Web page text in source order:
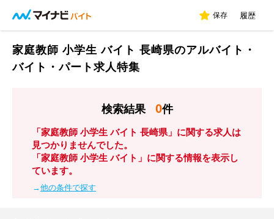
保存 履歴
家庭教師 小学生 バイト 長崎県のアルバイト・
バイト・パート求人特集
検索結果 0件
「家庭教師 小学生 バイト 長崎県」に関する求人は
見つかりませんでした。
「家庭教師 小学生 バイト」に関する情報を表示し
ています。
→他の条件で探す